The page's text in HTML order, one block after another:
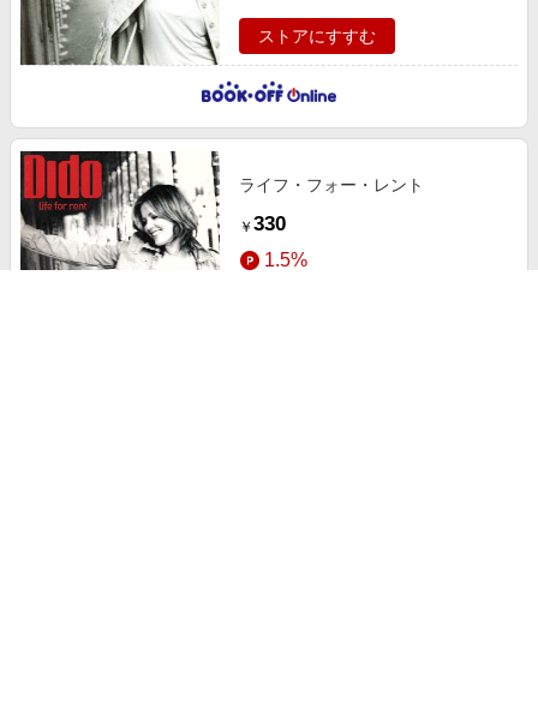
ストアにすすむ
ライフ・フォー・レント
￥ 330
1.5%